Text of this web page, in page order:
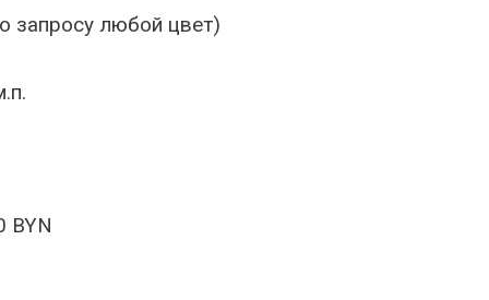
запросу любой цвет)
BYN